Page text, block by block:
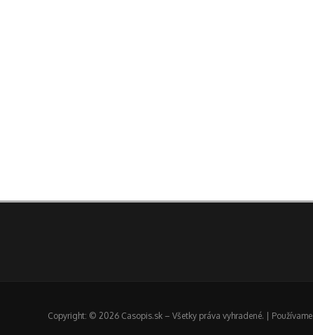
Copyright: © 2026 Casopis.sk – Všetky práva vyhradené. | Používame